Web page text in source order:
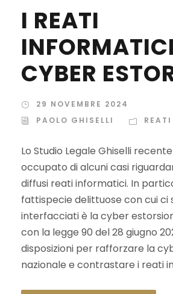
I REATI
CYBER
29 NOVEMBRE 2024
PAOLO GHISELLI
Lo Studio Legale Ghiselli
occupato di alcuni casi
diffusi reati informatici. In
fattispecie delittuose con cui ci
interfacciati è la cyber
con la legge 90 del 28 giugno
disposizioni per rafforzare la
nazionale e contrastare i reati